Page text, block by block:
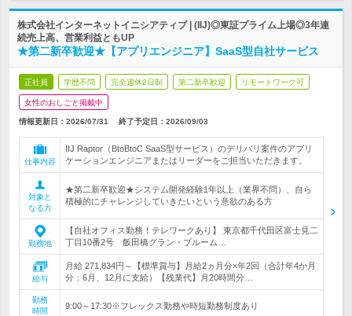
株式会社インターネットイニシアティブ | (IIJ)◎東証プライム上場◎3年連
続売上高、営業利益ともUP
★第二新卒歓迎★【アプリエンジニア】SaaS型自社サービス
正社員 学歴不問 完全週休2日制 第二新卒歓迎 リモートワーク可
女性のおしごと掲載中
情報更新日：2026/07/31 終了予定日： 2026/09/03
仕事内容
IIJ Raptor（BtoBtoC SaaS型サービス）のデリバリ案件のアプリ
ケーションエンジニアまたはリーダーをご担当いただきます。
対象と
なる方
★第二新卒歓迎★システム開発経験1年以上（業界不問）、自ら
積極的にチャレンジしていきたいという意欲のある方
勤務地
【自社オフィス勤務！テレワークあり】 東京都千代田区富士見二
丁目10番2号 飯田橋グラン・ブルーム…
給与
月給 271,834円～【標準賞与】月給2ヵ月分×年2回（合計年4か月
分：6月、12月に支給）【残業代】月20時間分…
勤務
時間
9:00～17:30※フレックス勤務や時短勤務制度あり